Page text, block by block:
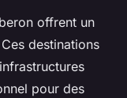
offrent un
destinations
pour des